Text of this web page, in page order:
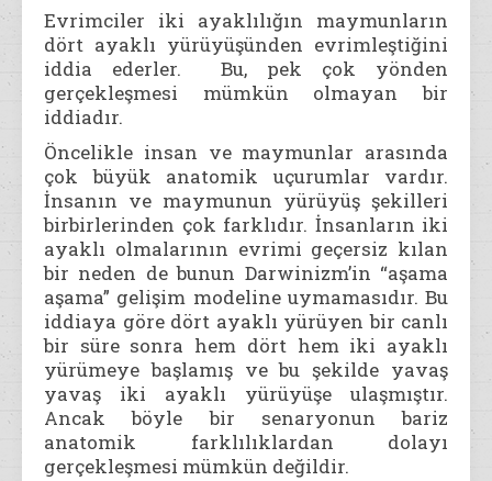
Evrimciler iki ayaklılığın maymunların
dört ayaklı yürüyüşünden evrimleştiğini
iddia ederler. Bu, pek çok yönden
gerçekleşmesi mümkün olmayan bir
iddiadır.
Öncelikle insan ve maymunlar arasında
çok büyük anatomik uçurumlar vardır.
İnsanın ve maymunun yürüyüş şekilleri
birbirlerinden çok farklıdır. İnsanların iki
ayaklı olmalarının evrimi geçersiz kılan
bir neden de bunun Darwinizm’in “aşama
aşama” gelişim modeline uymamasıdır. Bu
iddiaya göre dört ayaklı yürüyen bir canlı
bir süre sonra hem dört hem iki ayaklı
yürümeye başlamış ve bu şekilde yavaş
yavaş iki ayaklı yürüyüşe ulaşmıştır.
Ancak böyle bir senaryonun bariz
anatomik farklılıklardan dolayı
gerçekleşmesi mümkün değildir.